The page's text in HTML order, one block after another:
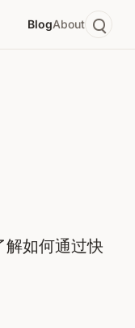
BlogAbout
解如何通过快